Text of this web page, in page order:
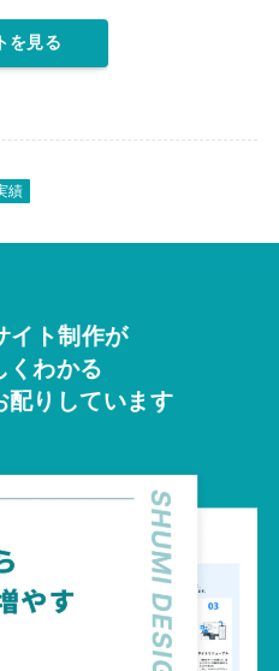
を見る
績
イト制作が
くわかる
配りしています